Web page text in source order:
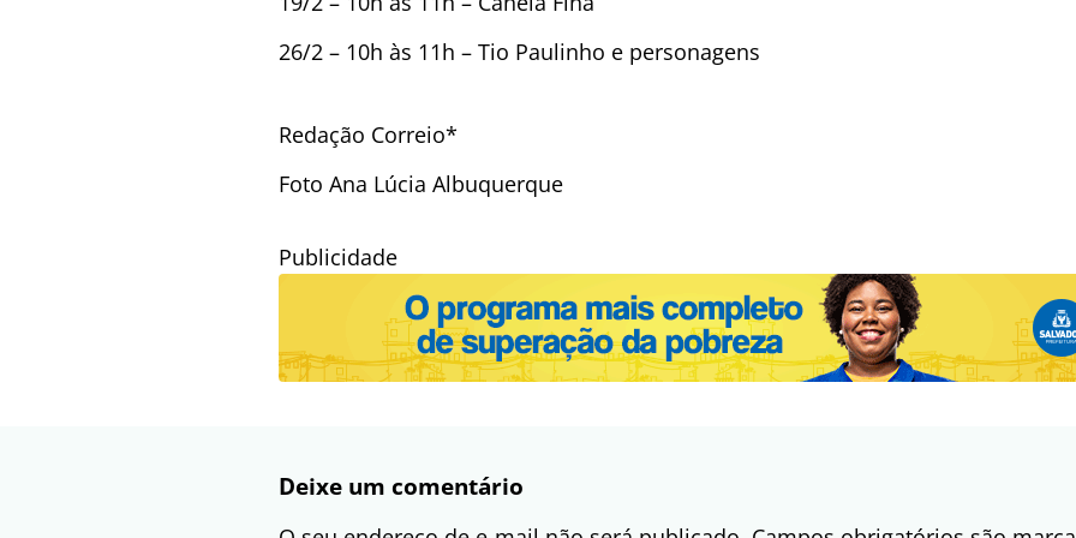
26/2 – 10h às 11h – Tio Paulinho e personagens
Redação Correio*
Foto Ana Lúcia Albuquerque
Publicidade
Deixe um comentário